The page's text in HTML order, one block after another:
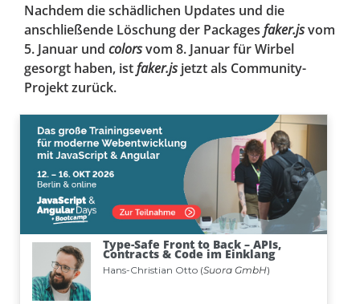
Nachdem die schädlichen Updates und die
anschließende Löschung der Packages faker.jsvom
5. Januar und colorsvom 8. Januar für Wirbel
gesorgt haben, istfaker.jsjetzt als Community-
Projekt zurück.